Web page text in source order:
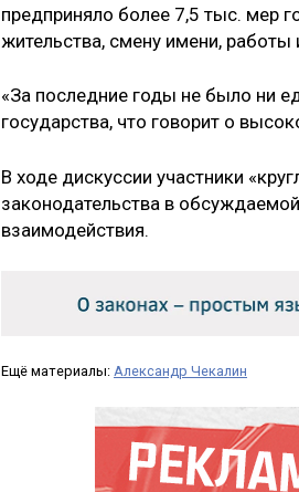
предприняло более 7,5 тыс. мер
жительства, смену имени,
«За последние годы не было ни
государства, что говорит о
В ходе дискуссии участники
законодательства в
взаимодействия.
Ещё материалы: Александр Чекалин